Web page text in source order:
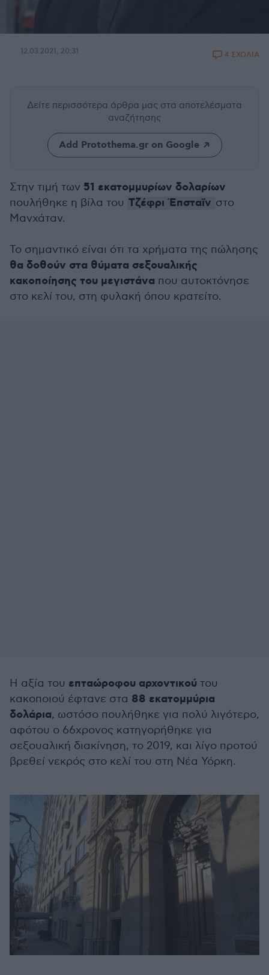
12.03.2021, 20:31 4 ΣΧΟΛΙΑ
Δείτε περισσότερα άρθρα μας στα αποτελέσματα
αναζήτησης
Add Protothema.gr on Google
Στην τιμή των 51 εκατομμυρίων δολαρίων
πουλήθηκε η βίλα του Τζέφρι Έπσταϊν στο
Μανχάταν.
Το σημαντικό είναι ότι τα χρήματα της πώλησης
θα δοθούν στα θύματα σεξουαλικής
κακοποίησης του μεγιστάνα που αυτοκτόνησε
στο κελί του, στη φυλακή όπου κρατείτο.
Η αξία του επταώροφου αρχοντικού του
κακοποιού έφτανε στα 88 εκατομμύρια
δολάρια, ωστόσο πουλήθηκε για πολύ λιγότερο,
αφότου ο 66χρονος κατηγορήθηκε για
σεξουαλική διακίνηση, το 2019, και λίγο προτού
βρεθεί νεκρός στο κελί του στη Νέα Υόρκη.